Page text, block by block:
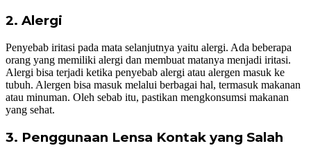
2. Alergi
Penyebab iritasi pada mata selanjutnya yaitu alergi. Ada beberapa
orang yang memiliki alergi dan membuat matanya menjadi iritasi.
Alergi bisa terjadi ketika penyebab alergi atau alergen masuk ke
tubuh. Alergen bisa masuk melalui berbagai hal, termasuk makanan
atau minuman. Oleh sebab itu, pastikan mengkonsumsi makanan
yang sehat.
3. Penggunaan Lensa Kontak yang Salah